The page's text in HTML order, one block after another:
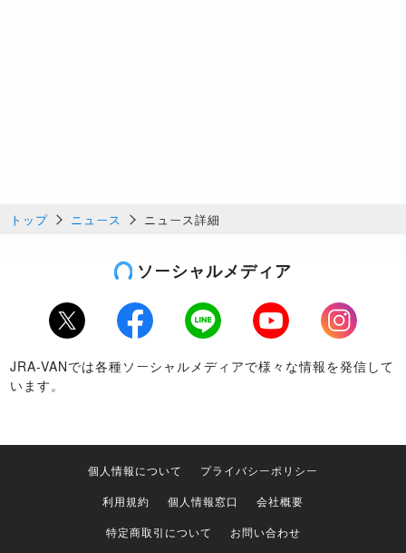
トップ ニュース ニュース詳細
ソーシャルメディア
Twitter Facebook LINE Youtube
Instagram
JRA-VANでは各種ソーシャルメディアで様々な情報を発信して
います。
個人情報について
プライバシーポリシー
利用規約
個人情報窓口
会社概要
特定商取引について
お問い合わせ